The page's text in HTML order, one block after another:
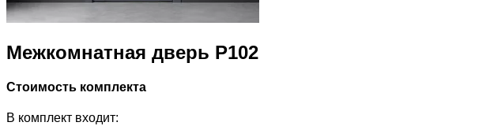
Межкомнатная дверь Р102
Стоимость комплекта
В комплект входит: